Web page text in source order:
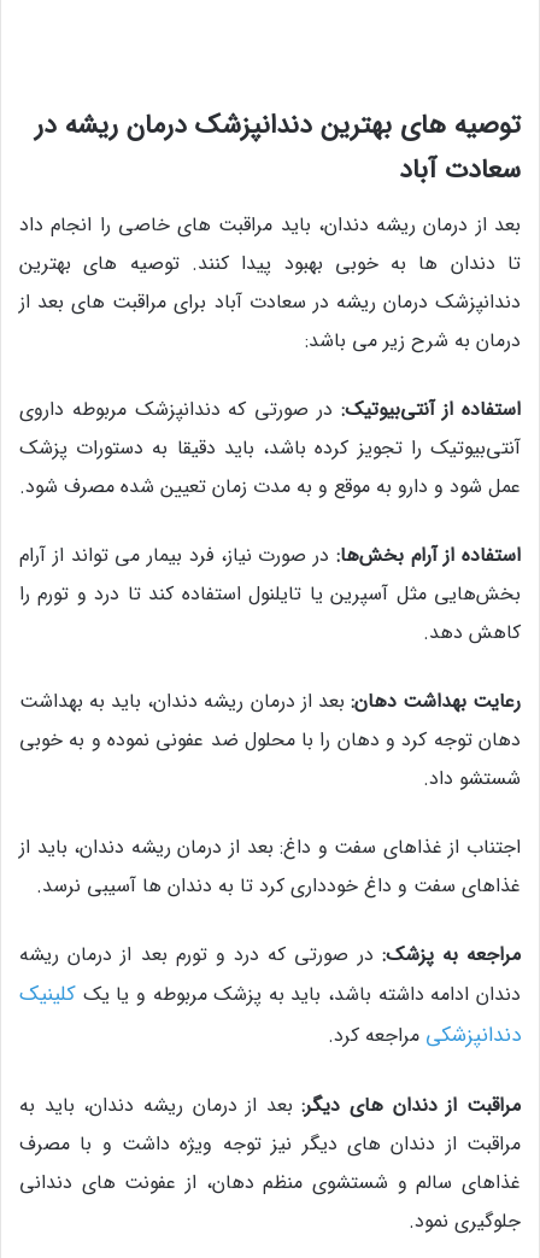
توصیه های بهترین دندانپزشک درمان ریشه در
سعادت آباد
بعد از درمان ریشه دندان، باید مراقبت های خاصی را انجام داد
تا دندان ها به خوبی بهبود پیدا کنند. توصیه های بهترین
دندانپزشک درمان ریشه در سعادت آباد برای مراقبت های بعد از
درمان به شرح زیر می باشد:
استفاده از آنتی‌بیوتیک: در صورتی که دندانپزشک مربوطه داروی
آنتی‌بیوتیک را تجویز کرده باشد، باید دقیقا به دستورات پزشک
عمل شود و دارو به موقع و به مدت زمان تعیین شده مصرف شود.
استفاده از آرام بخش‌ها: در صورت نیاز، فرد بیمار می‌ تواند از آرام
بخش‌هایی مثل آسپرین یا تایلنول استفاده کند تا درد و تورم را
کاهش دهد.
رعایت بهداشت دهان: بعد از درمان ریشه دندان، باید به بهداشت
دهان توجه کرد و دهان را با محلول ضد عفونی نموده و به خوبی
شستشو داد.
اجتناب از غذاهای سفت و داغ: بعد از درمان ریشه دندان، باید از
غذاهای سفت و داغ خودداری کرد تا به دندان ها آسیبی نرسد.
مراجعه به پزشک: در صورتی که درد و تورم بعد از درمان ریشه
دندان ادامه داشته باشد، باید به پزشک مربوطه و یا یک کلینیک
دندانپزشکی مراجعه کرد.
مراقبت از دندان های دیگر:بعد از درمان ریشه دندان، باید به
مراقبت از دندان های دیگر نیز توجه ویژه داشت و با مصرف
غذاهای سالم و شستشوی منظم دهان، از عفونت های دندانی
جلوگیری نمود.